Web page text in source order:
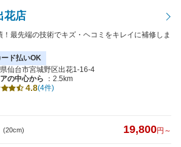
択可
花店
最先端の技術でキズ・ヘコミをキレイに補修しま
ード払いOK
仙台市宮城野区出花1-16-4
アの中心から
：2.5km
4.8(4件)
(20cm) 19,800円～